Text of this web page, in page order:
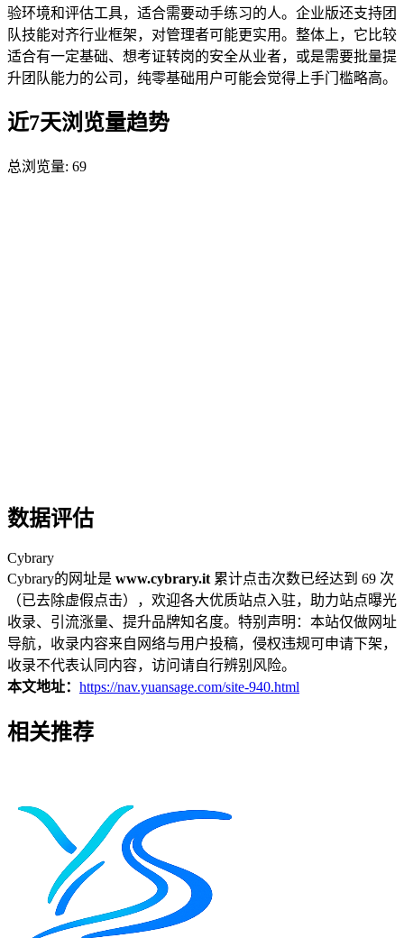
验环境和评估工具，适合需要动手练习的人。企业版还支持团
队技能对齐行业框架，对管理者可能更实用。整体上，它比较
适合有一定基础、想考证转岗的安全从业者，或是需要批量提
升团队能力的公司，纯零基础用户可能会觉得上手门槛略高。
近7天浏览量趋势
总浏览量: 69
数据评估
Cybrary
Cybrary的网址是 www.cybrary.it 累计点击次数已经达到 69 次
（已去除虚假点击），欢迎各大优质站点入驻，助力站点曝光
收录、引流涨量、提升品牌知名度。特别声明：本站仅做网址
导航，收录内容来自网络与用户投稿，侵权违规可申请下架，
收录不代表认同内容，访问请自行辨别风险。
本文地址： https://nav.yuansage.com/site-940.html
相关推荐